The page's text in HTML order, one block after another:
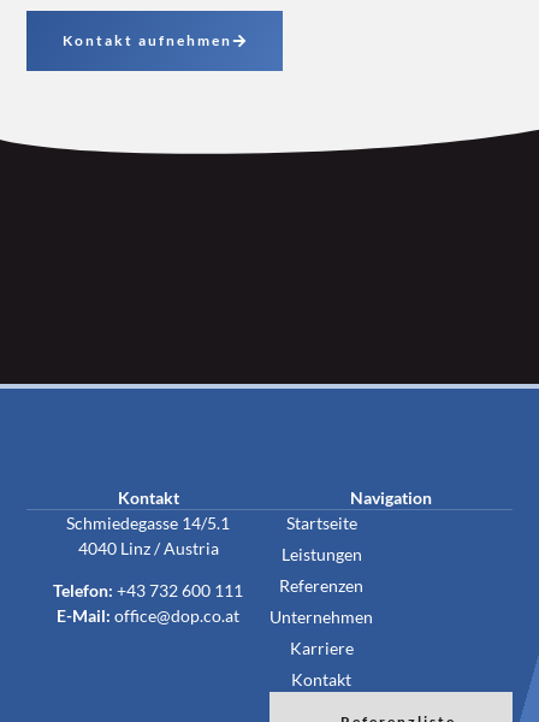
Kontakt aufnehmen
Kontakt
Schmiedegasse 14/5.1
4040 Linz / Austria
Telefon: +43 732 600 111
E-Mail: office@dop.co.at
Navigation
Startseite
Leistungen
Referenzen
Unternehmen
Karriere
Kontakt